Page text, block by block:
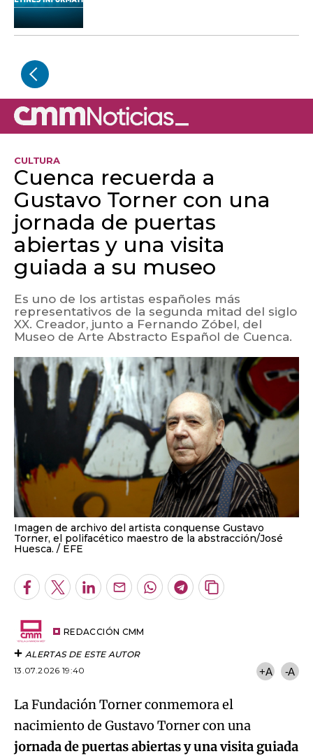
CULTURA
Cuenca recuerda a
Gustavo Torner con una
jornada de puertas
abiertas y una visita
guiada a su museo
Es uno de los artistas españoles más
representativos de la segunda mitad del siglo
XX. Creador, junto a Fernando Zóbel, del
Museo de Arte Abstracto Español de Cuenca.
Imagen de archivo del artista conquense Gustavo
Torner, el polifacético maestro de la abstracción/José
Huesca.
EFE
Facebook
TwitterLinkedInEnviarWhatsapp
Telegram
Copiar
REDACCIÓN CMM
ALERTAS DE ESTE AUTOR
13.07.2026 19:40
+A -A
La Fundación Torner conmemora el
nacimiento de Gustavo Torner con una
jornada de puertas abiertas y una visita guiada